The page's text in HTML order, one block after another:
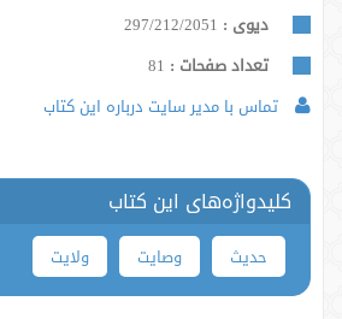
دیوی : 297/212/2051
تعداد صفحات :
تماس با مدیر سایت درباره این کتاب
کلیدواژه‌های این کتاب
حدیث وصایت ولایت